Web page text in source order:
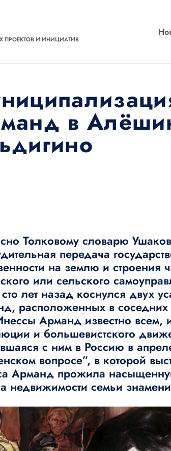
И ИНИЦИАТИВ
в
Толковому словарю
передача
на землю и строения
или сельского
сто лет назад коснулся двух
расположенных в соседних
Арманд известно всем,
и большевистского
с ним в Россию в
вопросе”, в которой
Арманд прожила
недвижимости семьи